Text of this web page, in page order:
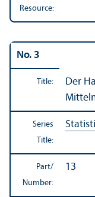
Resource:
No. 3
Title:
Der
Series
Title:
Part/
Number:
13